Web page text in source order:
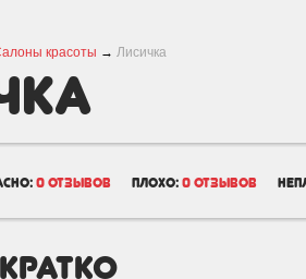
красоты → Лисичка
0 отзывов плохо: 0 отзывов